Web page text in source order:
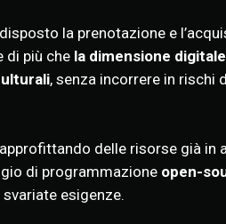
la prenotazione e
di più che la dimensione
, senza incorrere in rischi
delle risorse già in
di programmazione open-
esigenze.